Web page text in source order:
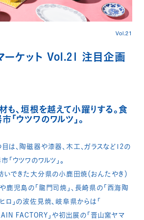
Vol.21
ーケット Vol.21 注目企画
も、垣根を越えて小躍りする。食
「ウツワのワルツ」。
は、陶磁器や漆器、木工、ガラスなど12の
ウツワのワルツ」。
できた大分県の小鹿田焼（おんたやき）
鹿児島の「龍門司焼」、長崎県の「西海陶
ロ」の波佐見焼、岐阜県からは「
FACTORY」や初出展の「晋山窯ヤマ